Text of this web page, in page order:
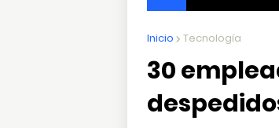
Inicio Tecnología
30